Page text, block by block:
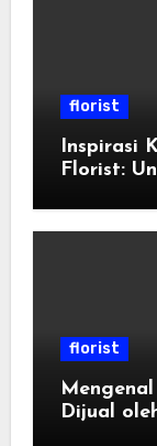
florist
Inspirasi
Florist:
florist
Dijual